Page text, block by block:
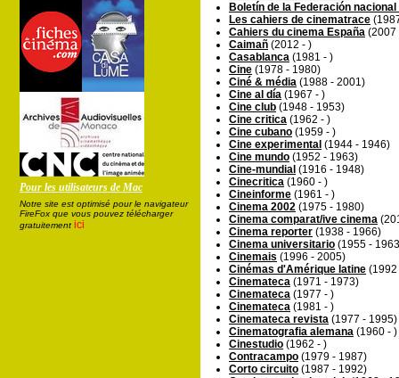
Pour les utilisateurs de Mac
Notre site est optimisé pour le navigateur
FireFox que vous pouvez télécharger
gratuitement ici
Boletín de la Federación
Les cahiers de cinematrace
Cahiers du cinema España (2007
Caimañ (2012 - )
Casablanca (1981 - )
Cine (1978 - 1980)
Ciné & média (1988 - 2001)
Cine al día (1967 - )
Cine club (1948 - 1953)
Cine critica (1962 - )
Cine cubano (1959 - )
Cine experimental (1944 - 1946)
Cine mundo (1952 - 1963)
Cine-mundial (1916 - 1948)
Cinecritica (1960 - )
Cineinforme (1961 - )
Cinema 2002 (1975 - 1980)
Cinema comparat/ive cinema
Cinema reporter (1938 - 1966)
Cinema universitario (1955 -
Cinemais (1996 - 2005)
Cinémas d'Amérique latine (1992
Cinemateca (1971 - 1973)
Cinemateca (1977 - )
Cinemateca (1981 - )
Cinemateca revista (1977 - 1995)
Cinematografia alemana (1960 - )
Cinestudio (1962 - )
Contracampo (1979 - 1987)
Corto circuito (1987 - 1992)